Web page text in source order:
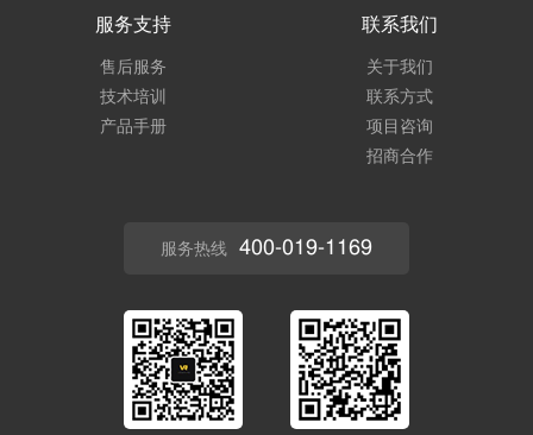
服务支持
售后服务
技术培训
产品手册
联系我们
关于我们
联系方式
项目咨询
招商合作
服务热线 400-019-1169